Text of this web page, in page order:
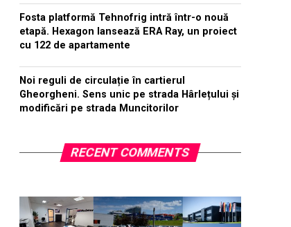
Fosta platformă Tehnofrig intră într-o nouă
etapă. Hexagon lansează ERA Ray, un proiect
cu 122 de apartamente
Noi reguli de circulație în cartierul
Gheorgheni. Sens unic pe strada Hârlețului și
modificări pe strada Muncitorilor
RECENT COMMENTS